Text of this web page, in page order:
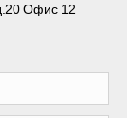
Офис 12